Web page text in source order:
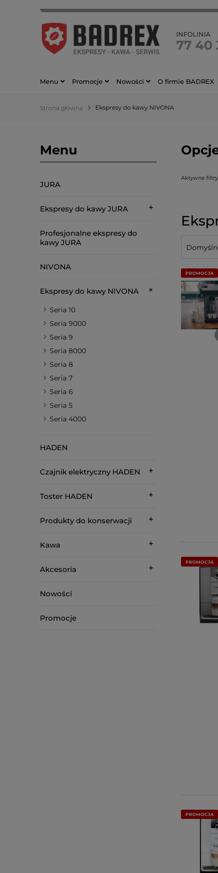
INFOLINIA
77 40
Menu Promocje Nowości O firmie BADREX
Strona główna Ekspresy do kawy NIVONA
Menu
JURA
Ekspresy do kawy JURA
Profesjonalne ekspresy do
kawy JURA
NIVONA
Ekspresy do kawy NIVONA
Seria 10
Seria 9000
Seria 9
Seria 8000
Seria 8
Seria 7
Seria 6
Seria 5
Seria 4000
HADEN
Czajnik elektryczny HADEN
Toster HADEN
Produkty do konserwacji
Kawa
Akcesoria
Nowości
Promocje
Aktywne
PROMOCJA
PROMOCJA
PROMOCJA